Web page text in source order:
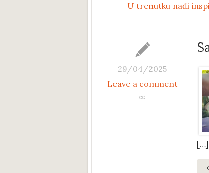
U trenutku nađi
29/04/2025
Leave a comment
∞
[…]